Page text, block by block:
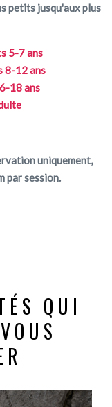
petits jusqu'aux plus
5-7 ans
8-12 ans
18 ans
uniquement,
par session.
QUI